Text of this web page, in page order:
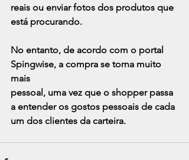
reais ou enviar fotos dos produtos que
está procurando.
No entanto, de acordo com o portal
Spingwise, a compra se torna muito
mais
pessoal, uma vez que o shopper passa
a entender os gostos pessoais de cada
um dos clientes da carteira.